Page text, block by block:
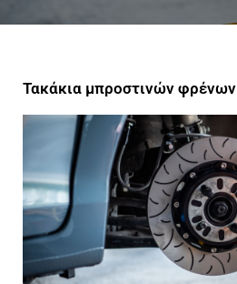
Τακάκια μπροστινών φρένων